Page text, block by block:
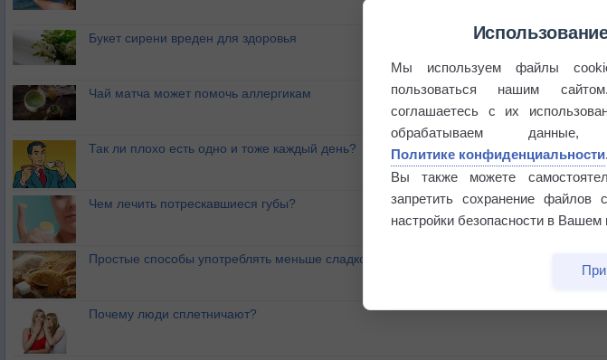
Букет сирени вреден для здоровья
Чай матча может помочь аллергикам
Так ли плохо есть одно и тоже каждый день?
Чем лечить потрескавшиеся губы?
Простые способы употреблять меньше сладкого
Почему люди сплетничают?
Мы используем файлы
пользоваться нашим
соглашаетесь с их
обрабатываем
Политике конфиденциальности.
Вы также можете
запретить сохранение файлов
настройки безопасности в Вашем